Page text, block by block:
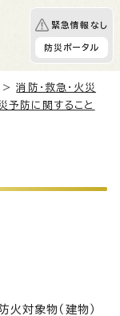
緊急情報なし
防災ポータル
>消防・救急・火災
予防に関すること
対象物（建物）